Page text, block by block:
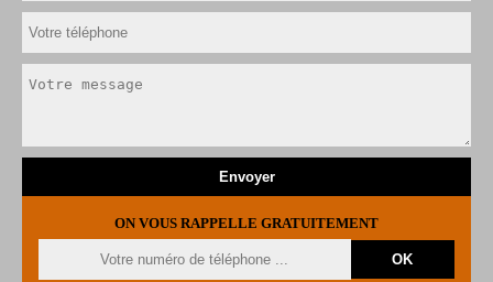
ON VOUS RAPPELLE GRATUITEMENT